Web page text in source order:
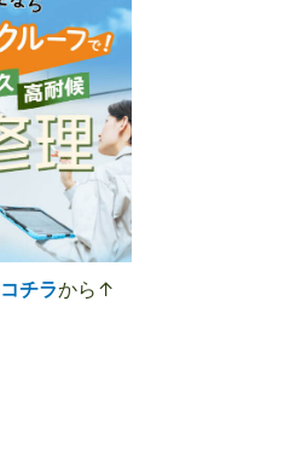
コチラから↑